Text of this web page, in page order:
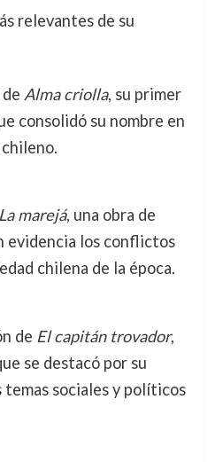
relevantes de su
Alma criolla, su primer
consolidó su nombre en
La marejá, una obra de
evidencia los conflictos
chilena de la época.
de El capitán trovador,
se destacó por su
sociales y políticos